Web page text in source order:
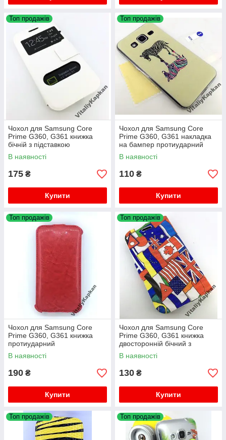
Топ продажів
Чохол для Samsung Core
Prime G360, G361 книжка
бічній з підставкою
протиударний Imperium 2
В наявності
175 ₴
Купити
Топ продажів
Чохол для Samsung Core
Prime G360, G361 накладка
на бампер протиударний
LEATHER +плівка
В наявності
110 ₴
Купити
Топ продажів
Чохол для Samsung Core
Prime G360, G361 книжка
протиударний
В наявності
190 ₴
Купити
Топ продажів
Чохол для Samsung Core
Prime G360, G361 книжка
двосторонній бічний з
підставкою протиударний
В наявності
130 ₴
Купити
Топ продажів Топ продажів